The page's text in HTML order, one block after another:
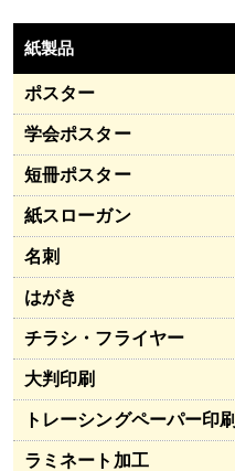
紙製品
ポスター
学会ポスター
短冊ポスター
紙スローガン
名刺
はがき
チラシ・フライヤー
大判印刷
トレーシングペーパー印刷
ラミネート加工